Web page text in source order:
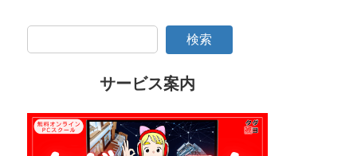
検索
サービス案内